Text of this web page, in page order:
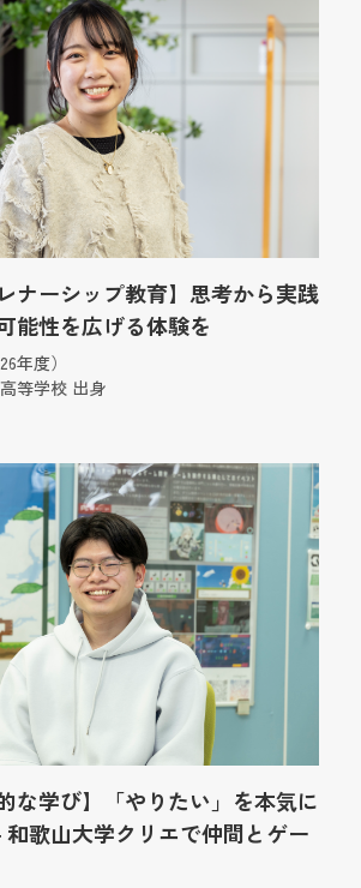
ナーシップ教育】思考から実践
能性を広げる体験を
年度）
等学校 出身
な学び】「やりたい」を本気に
歌山大学クリエで仲間とゲー